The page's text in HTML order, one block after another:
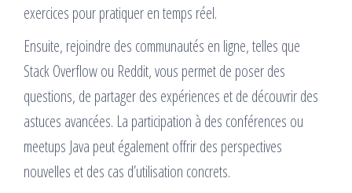
exercices pour pratiquer en temps réel.
Ensuite, rejoindre des communautés en ligne, telles que
Stack Overflow ou Reddit, vous permet de poser des
questions, de partager des expériences et de découvrir des
astuces avancées. La participation à des conférences ou
meetups Java peut également offrir des perspectives
nouvelles et des cas d’utilisation concrets.